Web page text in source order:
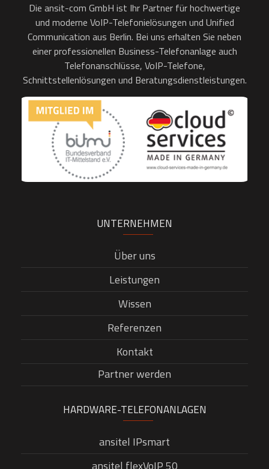
Die ansit-com GmbH ist Ihr Partner für hochwertige
und moderne VoIP-Telefonielösungen und Unified
Communication aus Berlin. Bei uns erhalten Sie neben
einer professionellen Business-Telefonanlage auch
Telefonanschlüsse, VoIP-Telefone,
Schnittstellenlösungen und Beratungsdienstleistungen.
UNTERNEHMEN
Über uns
Leistungen
Wissen
Referenzen
Kontakt
Partner werden
HARDWARE-TELEFONANLAGEN
ansitel IPsmart
ansitel flexVoIP 50